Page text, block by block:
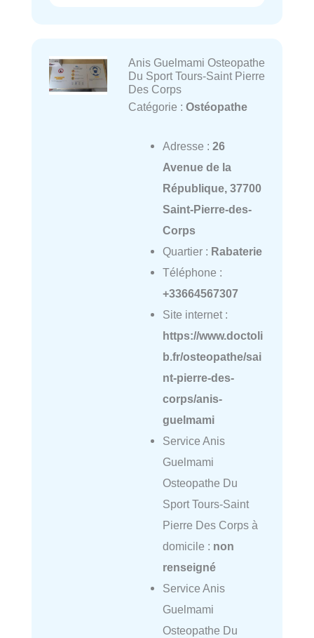
Anis Guelmami Osteopathe
Du Sport Tours-Saint Pierre
Des Corps
Catégorie : Ostéopathe
Adresse : 26
Avenue de la
République, 37700
Saint-Pierre-des-
Corps
Quartier : Rabaterie
Téléphone :
+33664567307
Site internet :
https://www.doctoli
b.fr/osteopathe/sai
nt-pierre-des-
corps/anis-
guelmami
Service Anis
Guelmami
Osteopathe Du
Sport Tours-Saint
Pierre Des Corps à
domicile : non
renseigné
Service Anis
Guelmami
Osteopathe Du